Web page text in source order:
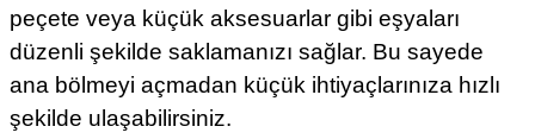
peçete veya küçük aksesuarlar gibi eşyaları
düzenli şekilde saklamanızı sağlar. Bu sayede
ana bölmeyi açmadan küçük ihtiyaçlarınıza hızlı
şekilde ulaşabilirsiniz.